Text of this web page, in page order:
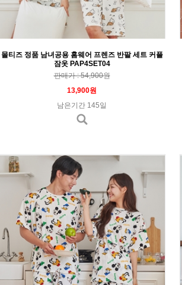
몰티즈 정품 남녀공용 홈웨어 프렌즈 반팔 세트 커플
잠옷 PAP4SET04
판매가 : 54,900원
13,900원
남은기간 145일